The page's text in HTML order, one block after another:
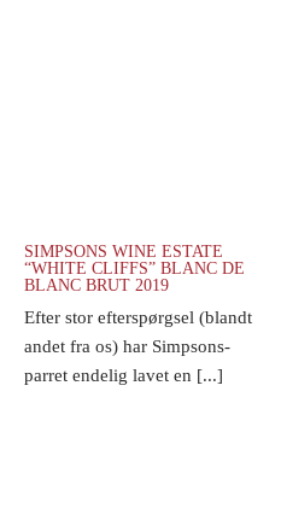
SIMPSONS WINE ESTATE
“WHITE CLIFFS” BLANC DE
BLANC BRUT 2019
Efter stor efterspørgsel (blandt
andet fra os) har Simpsons-
parret endelig lavet en [...]